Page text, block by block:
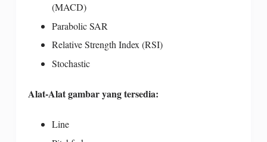
(MACD)
Parabolic SAR
Relative Strength Index (RSI)
Stochastic
Alat-Alat gambar yang tersedia:
Line